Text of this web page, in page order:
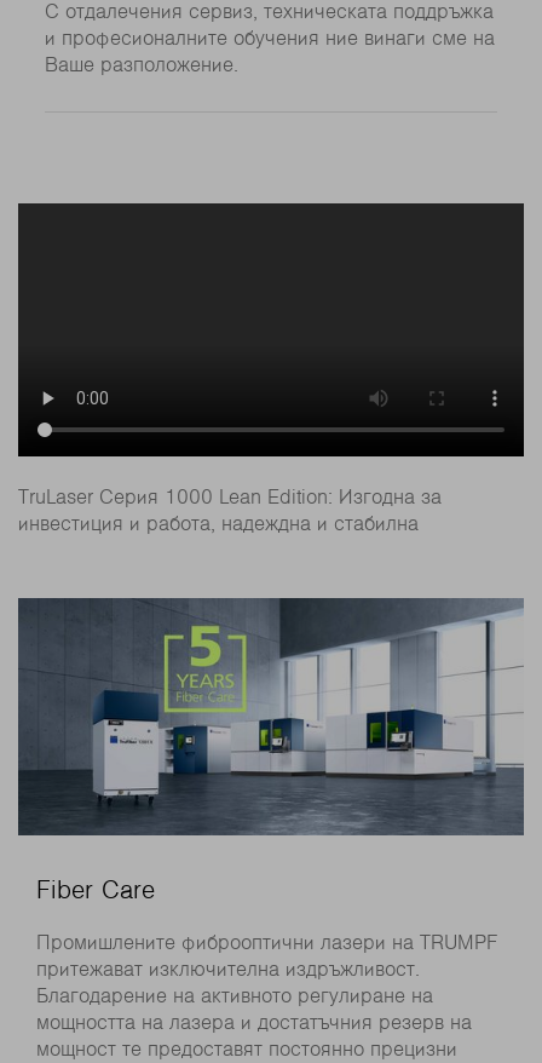
С отдалечения сервиз, техническата поддръжка
и професионалните обучения ние винаги сме на
Ваше разположение.
TruLaser Серия 1000 Lean Edition: Изгодна за
инвестиция и работа, надеждна и стабилна
Fiber Care
Промишлените фиброоптични лазери на TRUMPF
притежават изключителна издръжливост.
Благодарение на активното регулиране на
мощността на лазера и достатъчния резерв на
мощност те предоставят постоянно прецизни